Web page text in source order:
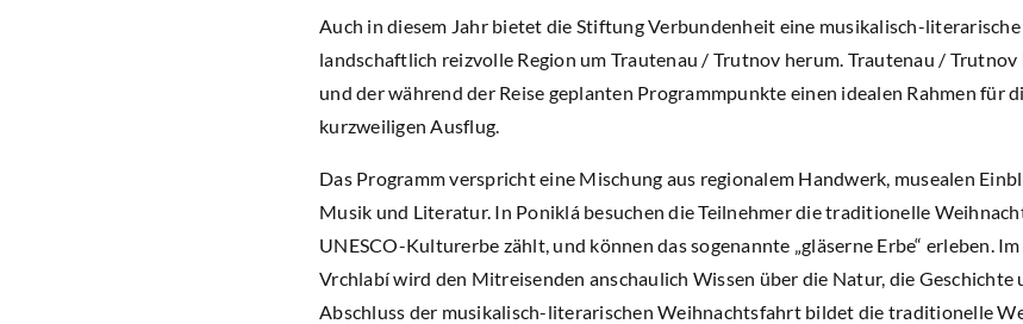
Auch in diesem Jahr bietet die Stiftung Verbundenheit eine musikalisch-
landschaftlich reizvolle Region um Trautenau / Trutnov herum. Trautenau /
und der während der Reise geplanten Programmpunkte einen idealen Rahmen für
kurzweiligen Ausflug.
Das Programm verspricht eine Mischung aus regionalem Handwerk, musealen
Musik und Literatur. In Poniklá besuchen die Teilnehmer die traditionelle
UNESCO-Kulturerbe zählt, und können das sogenannte „gläserne Erbe“ erleben.
Vrchlabí wird den Mitreisenden anschaulich Wissen über die Natur, die
Abschluss der musikalisch-literarischen Weihnachtsfahrt bildet die traditionelle